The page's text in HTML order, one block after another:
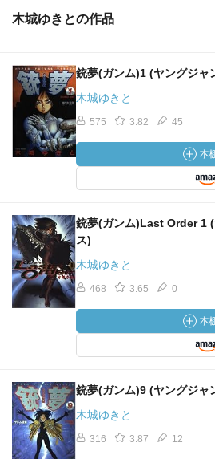
木城ゆきとの作品
銃夢(ガンム)1 (ヤングジャ
木城ゆきと
575 3.82 45
銃夢(ガンム)Last Order 1
ス)
木城ゆきと
468 3.65 0
銃夢(ガンム)9 (ヤングジャ
木城ゆきと
316 3.87 12